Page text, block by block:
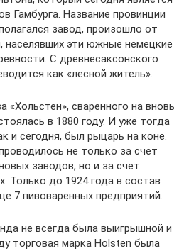
Гамбурга. Название провинции
завод, произошло от
населявших эти южные немецкие
С древнесаксонского
как «лесной житель».
«Хольстен», сваренного на вновь
в 1880 году. И уже тогда
и сегодня, был рыцарь на коне.
не только за счет
заводов, но и за счет
Только до 1924 года в состав
7 пивоваренных предприятий.
не всегда была выигрышной и
торговая марка Holsten была